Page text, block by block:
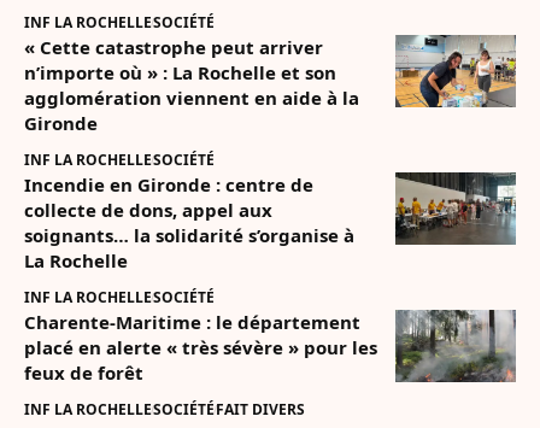
INF LA ROCHELLESOCIÉTÉ
« Cette catastrophe peut arriver
n’importe où » : La Rochelle et son
agglomération viennent en aide à la
Gironde
INF LA ROCHELLESOCIÉTÉ
Incendie en Gironde : centre de
collecte de dons, appel aux
soignants… la solidarité s’organise à
La Rochelle
INF LA ROCHELLESOCIÉTÉ
Charente-Maritime : le département
placé en alerte « très sévère » pour les
feux de forêt
INF LA ROCHELLESOCIÉTÉFAIT DIVERS